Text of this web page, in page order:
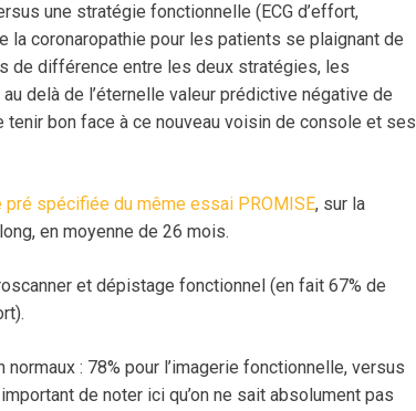
une stratégie fonctionnelle (ECG d’effort,
coronaropathie pour les patients se plaignant de
de différence entre les deux stratégies, les
delà de l’éternelle valeur prédictive négative de
bon face à ce nouveau voisin de console et ses
pré spécifiée du même essai PROMISE, sur la
en moyenne de 26 mois.
et dépistage fonctionnel (en fait 67% de
: 78% pour l’imagerie fonctionnelle, versus
de noter ici qu’on ne sait absolument pas